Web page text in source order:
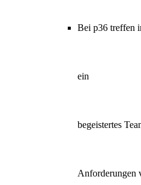
Bei p36 treffen
ein
begeistertes
Anforderungen